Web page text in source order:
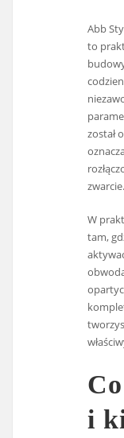
Abb
to
został
zwarcie.
W
tam,
i